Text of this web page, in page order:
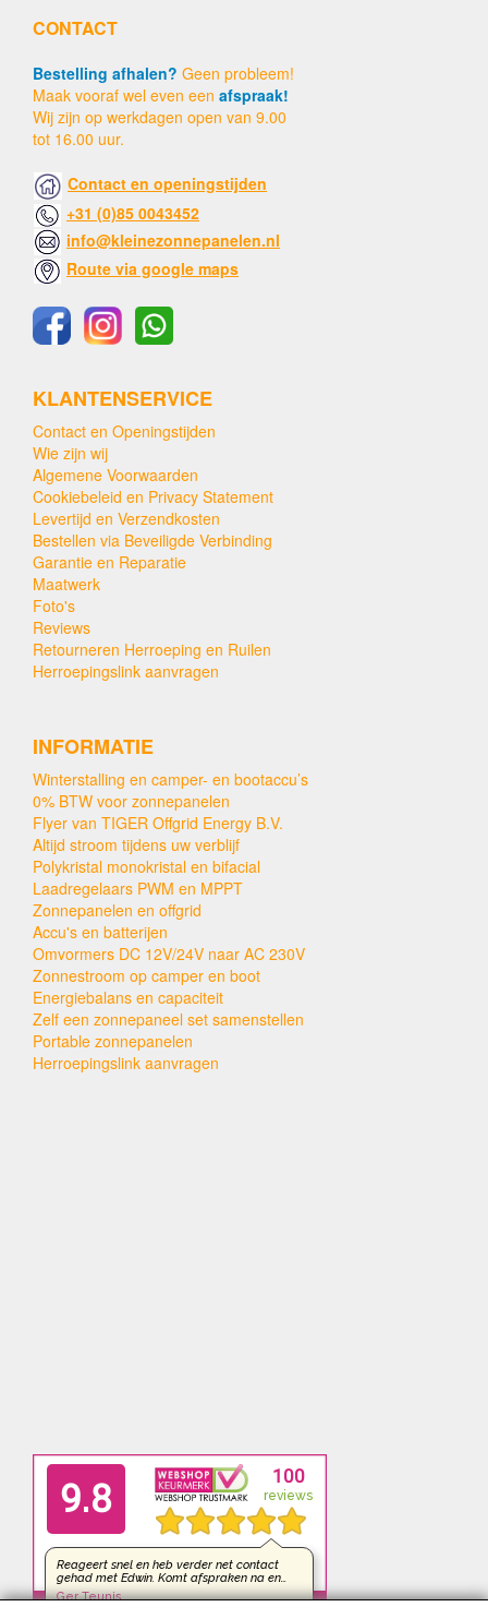
CONTACT
Bestelling afhalen? Geen probleem!
Maak vooraf wel even een afspraak!
Wij zijn op werkdagen open van 9.00
tot 16.00 uur.
Contact en openingstijden
+31 (0)85 0043452
info@kleinezonnepanelen.nl
Route via google maps
KLANTENSERVICE
Contact en Openingstijden
Wie zijn wij
Algemene Voorwaarden
Cookiebeleid en Privacy Statement
Levertijd en Verzendkosten
Bestellen via Beveiligde Verbinding
Garantie en Reparatie
Maatwerk
Foto's
Reviews
Retourneren Herroeping en Ruilen
Herroepingslink aanvragen
INFORMATIE
Winterstalling en camper- en bootaccu’s
0% BTW voor zonnepanelen
Flyer van TIGER Offgrid Energy B.V.
Altijd stroom tijdens uw verblijf
Polykristal monokristal en bifacial
Laadregelaars PWM en MPPT
Zonnepanelen en offgrid
Accu's en batterijen
Omvormers DC 12V/24V naar AC 230V
Zonnestroom op camper en boot
Energiebalans en capaciteit
Zelf een zonnepaneel set samenstellen
Portable zonnepanelen
Herroepingslink aanvragen